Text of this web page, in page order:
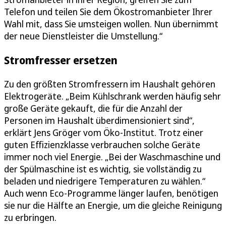
Telefon und teilen Sie dem Ökostromanbieter Ihrer
Wahl mit, dass Sie umsteigen wollen. Nun übernimmt
der neue Dienstleister die Umstellung.“
Stromfresser ersetzen
Zu den größten Stromfressern im Haushalt gehören
Elektrogeräte. „Beim Kühlschrank werden häufig sehr
große Geräte gekauft, die für die Anzahl der
Personen im Haushalt überdimensioniert sind“,
erklärt Jens Gröger vom Öko-Institut. Trotz einer
guten Effizienzklasse verbrauchen solche Geräte
immer noch viel Energie. „Bei der Waschmaschine und
der Spülmaschine ist es wichtig, sie vollständig zu
beladen und niedrigere Temperaturen zu wählen.“
Auch wenn Eco-Programme länger laufen, benötigen
sie nur die Hälfte an Energie, um die gleiche Reinigung
zu erbringen.